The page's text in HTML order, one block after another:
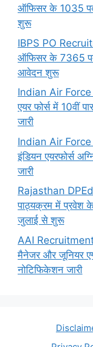
ऑफिसर के 1035
शुरू
IBPS PO
ऑफिसर के 7365
आवेदन शुरू
Indian Air
एयर फोर्स में 10वीं
जारी
Indian Air
इंडियन एयरफोर्स
जारी
Rajasthan
पाठ्यक्रम में प्रवेश
जुलाई से शुरू
AAI Recruitment
मैनेजर और जूनियर
नोटिफिकेशन जारी